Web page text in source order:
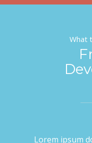
What
Lorem ipsum